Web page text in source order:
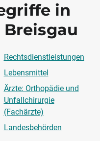
in
Rechtsdienstleistungen
Lebensmittel
Ärzte: Orthopädie und
Unfallchirurgie
(Fachärzte)
Landesbehörden